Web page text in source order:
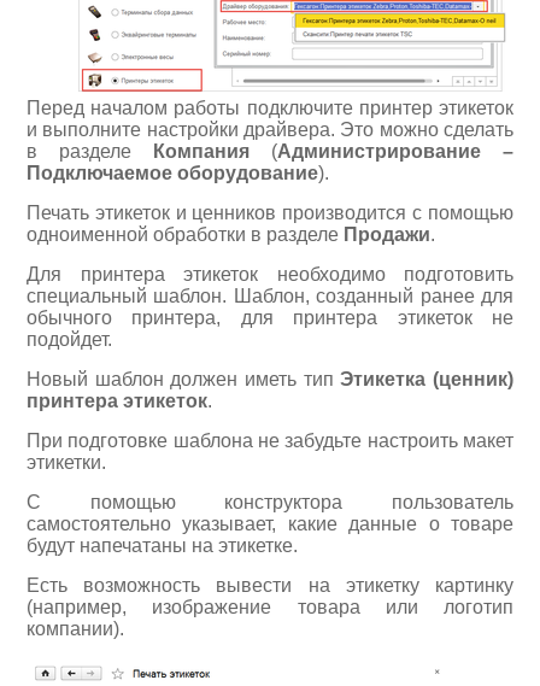
Перед началом работы подключите принтер этикеток
и выполните настройки драйвера. Это можно сделать
в разделе
Компания (Администрирование –
Подключаемое оборудование).
Печать этикеток и ценников производится с помощью
одноименной обработки в разделе Продажи.
Для принтера этикеток необходимо подготовить
специальный шаблон. Шаблон, созданный ранее для
обычного принтера, для принтера этикеток не
подойдет.
Новый шаблон должен иметь типЭтикетка (ценник)
принтера этикеток.
При подготовке шаблона не забудьте настроить макет
этикетки.
С помощью конструктора пользователь
самостоятельно указывает, какие данные о товаре
будут напечатаны на этикетке.
Есть возможность вывести на этикетку картинку
(например, изображение товара или логотип
компании).